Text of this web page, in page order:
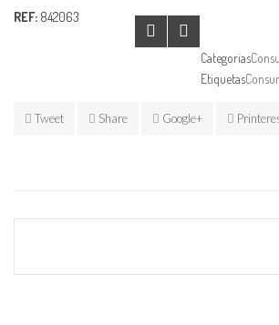
REF: 842063
Categorias
Etiquetas
Tweet Share Google+